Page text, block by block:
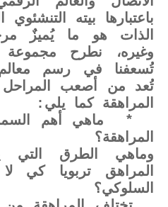
باعتبارها بيته
الذات هو ما يُميزٌ
وغيره، نطرح مجموعة
تُسعفنا في رسم
تُعد من أصعب المراحل
المراهقة كما يلي:
* ماهي أهم
المراهقة؟
وماهي الطرق التي
المراهق تربويا كي
السلوكي؟